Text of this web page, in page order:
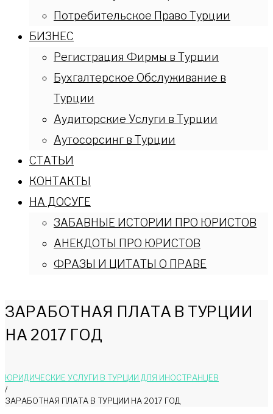
Потребительское Право Турции
БИЗНЕС
Регистрация Фирмы в Турции
Бухгалтерское Обслуживание в
Турции
Аудиторские Услуги в Турции
Аутосорсинг в Турции
СТАТЬИ
КОНТАКТЫ
НА ДОСУГЕ
ЗАБАВНЫЕ ИСТОРИИ ПРО ЮРИСТОВ
АНЕКДОТЫ ПРО ЮРИСТОВ
ФРАЗЫ И ЦИТАТЫ О ПРАВЕ
ЗАРАБОТНАЯ ПЛАТА В ТУРЦИИ
НА 2017 ГОД
ЮРИДИЧЕСКИЕ УСЛУГИ В ТУРЦИИ ДЛЯ ИНОСТРАНЦЕВ
/
ЗАРАБОТНАЯ ПЛАТА В ТУРЦИИ НА 2017 ГОД